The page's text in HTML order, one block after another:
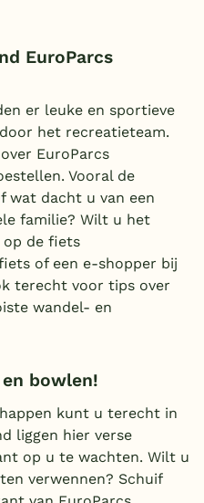
EuroParcs
er leuke en sportieve
het recreatieteam.
EuroParcs
Vooral de
wat dacht u van een
familie? Wilt u het
op de fiets
of een e-shopper bij
terecht voor tips over
wandel- en
bowlen!
kunt u terecht in
liggen hier verse
op u te wachten. Wilt u
verwennen? Schuif